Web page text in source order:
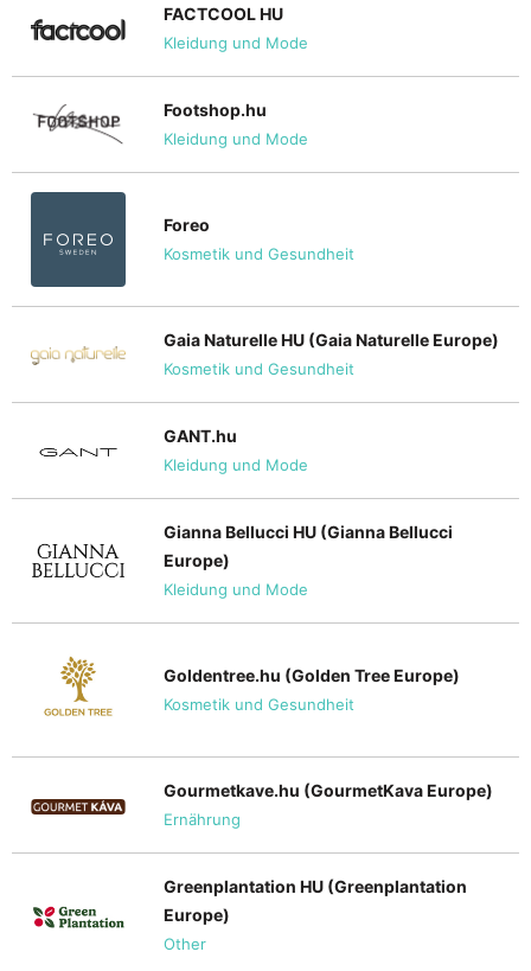
FACTCOOL HU
Kleidung und Mode
Footshop.hu
Kleidung und Mode
Foreo
Kosmetik und Gesundheit
Gaia Naturelle HU (Gaia Naturelle Europe)
Kosmetik und Gesundheit
GANT.hu
Kleidung und Mode
Gianna Bellucci HU (Gianna Bellucci
Europe)
Kleidung und Mode
Goldentree.hu (Golden Tree Europe)
Kosmetik und Gesundheit
Gourmetkave.hu (GourmetKava Europe)
Ernährung
Greenplantation HU (Greenplantation
Europe)
Other